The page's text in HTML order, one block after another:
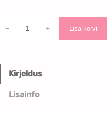
o
− + Lisa korvi
Kirjeldus
Lisainfo